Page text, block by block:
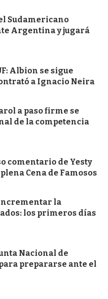
Sudamericano
Argentina y jugará
Albion se sigue
a Ignacio Neira
a paso firme se
de la competencia
comentario de Yesty
Cena de Famosos
la
los primeros días
Nacional de
prepararse ante el